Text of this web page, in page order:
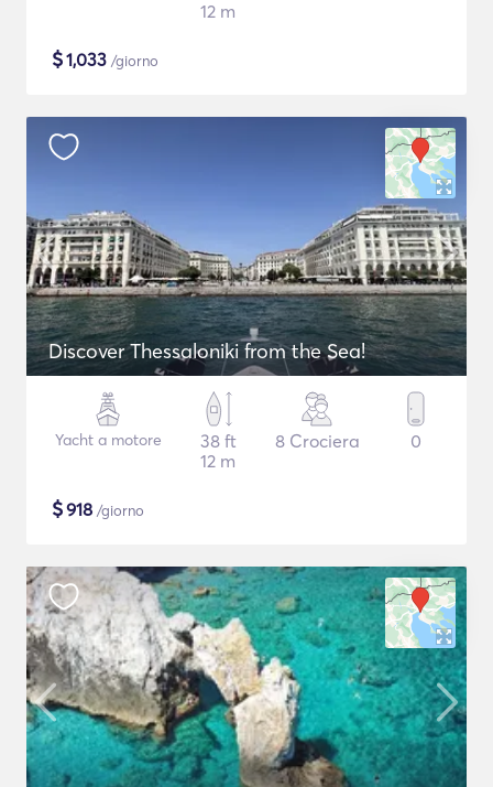
12 m
$1,033 /giorno
Discover Thessaloniki from the Sea!
Yacht a motore
38 ft
12 m
8 Crociera 0
$918 /giorno